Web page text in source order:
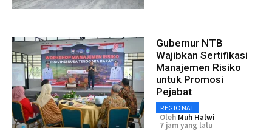
Gubernur NTB
Wajibkan Sertifikasi
Manajemen Risiko
untuk Promosi
Pejabat
REGIONAL
Oleh Muh Halwi
7 jam yang lalu